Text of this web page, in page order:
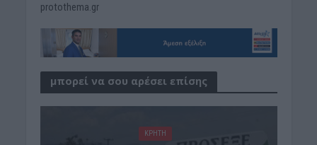
protothema.gr
μπορεί να σου αρέσει επίσης
ΚΡΗΤΗ